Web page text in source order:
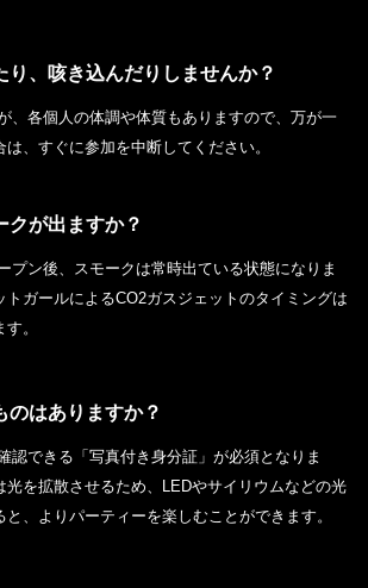
り、咳き込んだりしませんか？
、各個人の体調や体質もありますので、万が一
、すぐに参加を中断してください。
クが出ますか？
プン後、スモークは常時出ている状態になりま
トガールによるCO2ガスジェットのタイミングは
。
のはありますか？
認できる「写真付き身分証」が必須となりま
光を拡散させるため、LEDやサイリウムなどの光
、よりパーティーを楽しむことができます。